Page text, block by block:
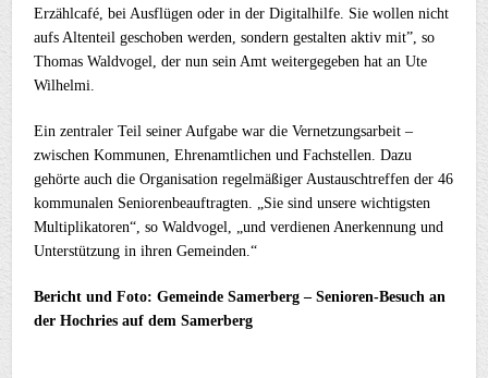
Erzählcafé, bei Ausflügen oder in der Digitalhilfe. Sie wollen nicht
aufs Altenteil geschoben werden, sondern gestalten aktiv mit”, so
Thomas Waldvogel, der nun sein Amt weitergegeben hat an Ute
Wilhelmi.
Ein zentraler Teil seiner Aufgabe war die Vernetzungsarbeit –
zwischen Kommunen, Ehrenamtlichen und Fachstellen. Dazu
gehörte auch die Organisation regelmäßiger Austauschtreffen der 46
kommunalen Seniorenbeauftragten. „Sie sind unsere wichtigsten
Multiplikatoren“, so Waldvogel, „und verdienen Anerkennung und
Unterstützung in ihren Gemeinden.“
Bericht und Foto: Gemeinde Samerberg – Senioren-Besuch an
der Hochries auf dem Samerberg